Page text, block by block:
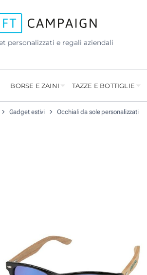
personalizzati e regali aziendali
BORSE E ZAINI TAZZE E BOTTIGLIE
Gadget estivi Occhiali da sole personalizzati